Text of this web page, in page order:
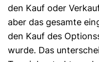
den Kauf oder
aber das gesamte
den Kauf des
wurde. Das